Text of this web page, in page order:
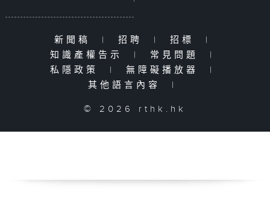
新聞稿 | 招聘 | 招標
|
知識產權告示
| 常見問題
|
私隱政策
| 無障礙播放器
|
其他語言內容
|
© 2026 rthk.hk